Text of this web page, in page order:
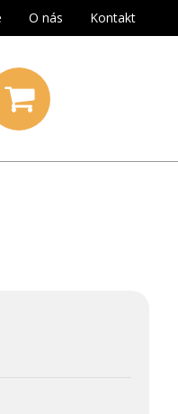
O nás Kontakt